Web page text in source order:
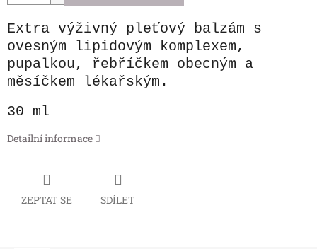
Extra výživný pleťový balzám s
ovesným lipidovým komplexem,
pupalkou, řebříčkem obecným a
měsíčkem lékařským.
30 ml
Detailní informace
ZEPTAT SE SDÍLET